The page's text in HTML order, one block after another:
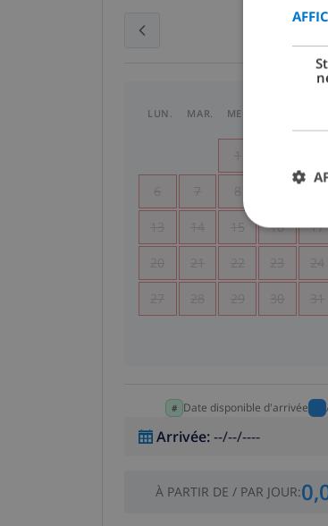
LUN. MAR. MER.
1
6 7 8
13 14 15 16 17
20 21 22 23 24
27 28 29 30 31
Date disponible d'arrivée
Arrivée:--/--/----
À PARTIR DE / PAR JOUR: